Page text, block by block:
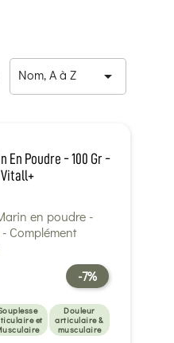
Nom, A à Z 
En Poudre - 100 Gr -
Vitall+
-7%
et
Douleur
articulaire &
musculaire